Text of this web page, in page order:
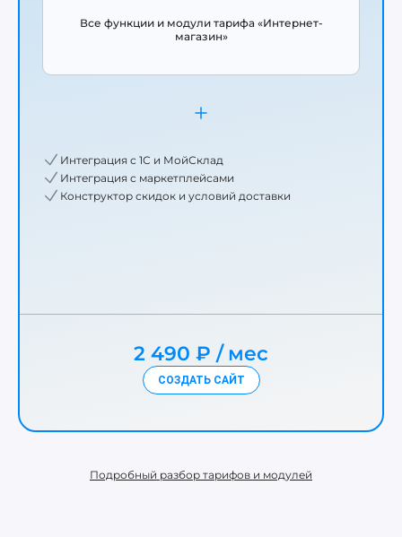
Все функции и модули тарифа «Интернет-
магазин»
Интеграция с 1С и МойСклад
Интеграция с маркетплейсами
Конструктор скидок и условий доставки
2 490 ₽ мес
СОЗДАТЬ САЙТ
Подробный разбор тарифов и модулей